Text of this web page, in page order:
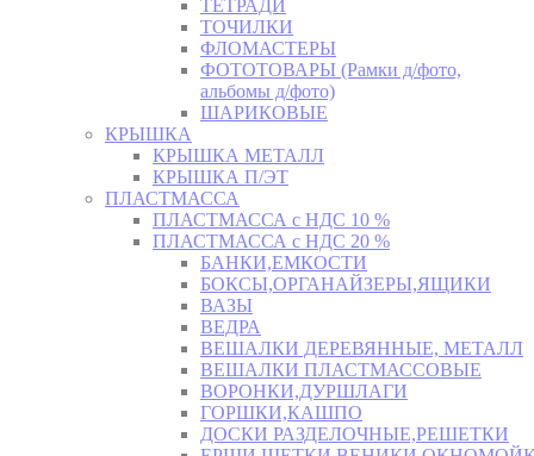
ТЕТРАДИ
ТОЧИЛКИ
ФЛОМАСТЕРЫ
ФОТОТОВАРЫ (Рамки д/фото,
альбомы д/фото)
ШАРИКОВЫЕ
КРЫШКА
КРЫШКА МЕТАЛЛ
КРЫШКА П/ЭТ
ПЛАСТМАССА
ПЛАСТМАССА с НДС 10 %
ПЛАСТМАССА с НДС 20 %
БАНКИ,ЕМКОСТИ
БОКСЫ,ОРГАНАЙЗЕРЫ,ЯЩИКИ
ВАЗЫ
ВЕДРА
ВЕШАЛКИ ДЕРЕВЯННЫЕ, МЕТАЛЛ
ВЕШАЛКИ ПЛАСТМАССОВЫЕ
ВОРОНКИ,ДУРШЛАГИ
ГОРШКИ,КАШПО
ДОСКИ РАЗДЕЛОЧНЫЕ,РЕШЕТКИ